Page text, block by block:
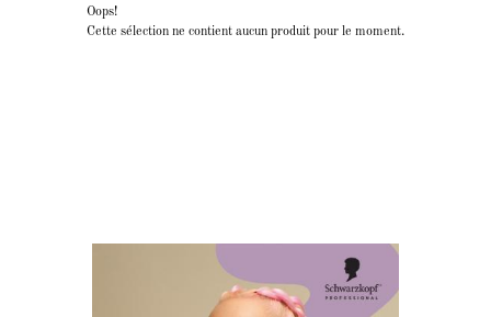
Oops!
Cette sélection ne contient aucun produit pour le moment.